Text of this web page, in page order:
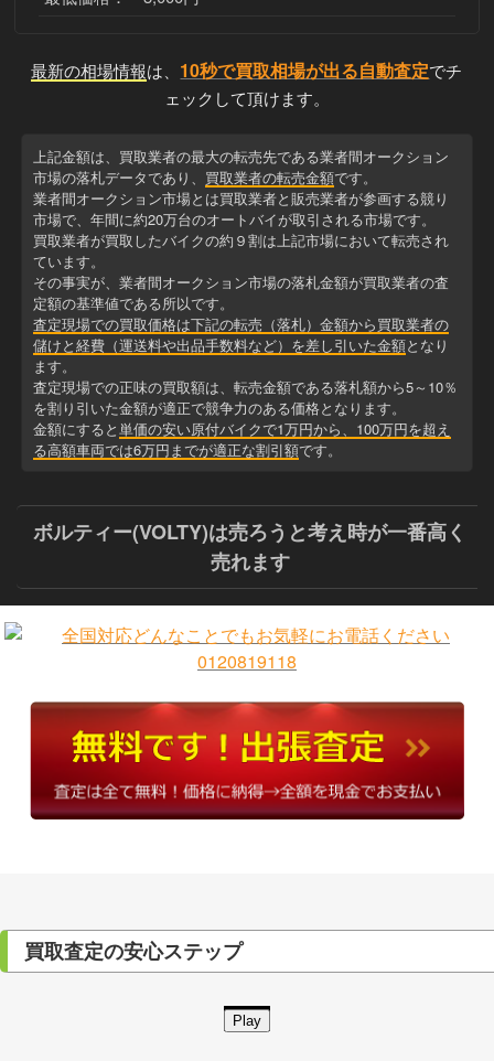
最新の相場情報は、 10秒で買取相場が出る自動査定でチ
ェックして頂けます。
上記金額は、買取業者の最大の転売先である業者間オークション
市場の落札データであり、 買取業者の転売金額です。
業者間オークション市場とは買取業者と販売業者が参画する競り
市場で、年間に約20万台のオートバイが取引される市場です。
買取業者が買取したバイクの約９割は上記市場において転売され
ています。
その事実が、業者間オークション市場の落札金額が買取業者の査
定額の基準値である所以です。
査定現場での買取価格は下記の転売（落札）金額から買取業者の
儲けと経費（運送料や出品手数料など）を差し引いた金額となり
ます。
査定現場での正味の買取額は、転売金額である落札額から5～10％
を割り引いた金額が適正で競争力のある価格となります。
金額にすると単価の安い原付バイクで1万円から、100万円を超え
る高額車両では6万円までが適正な割引額です。
ボルティー(VOLTY)は売ろうと考え時が一番高く
売れます
買取査定の安心ステップ
Play